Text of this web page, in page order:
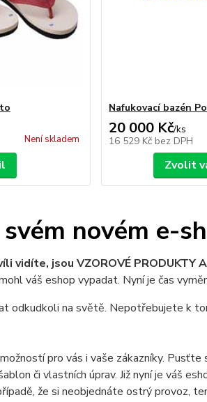
Není skladem
Nafukovací bazén
20 000 Kč/ks
16 529 Kč bez DPH
Zvolit
novém e-
vidíte, jsou VZOROVÉ PRODUKTY
váš eshop vypadat. Nyní je čas
odkudkoli na světě. Nepotřebujete k
pro vás i vaše zákazníky.
či vlastních úprav. Již nyní je váš
že si neobjednáte ostrý provoz,